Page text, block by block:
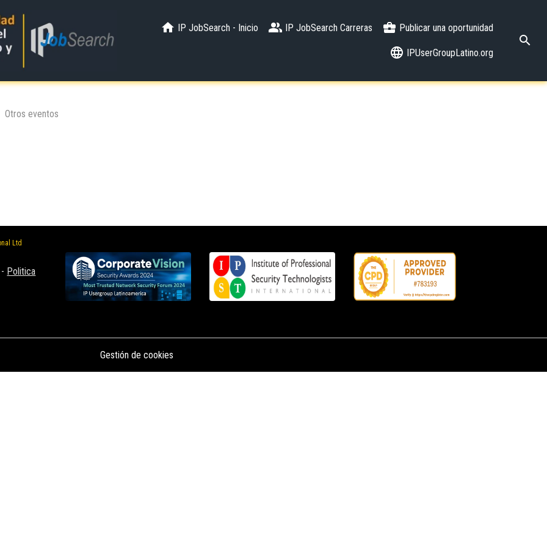
IP JobSearch - Inicio IP JobSearch Carreras Publicar una oportunidad
IPUserGroupLatino.org
Otros eventos
Ltd
- Politica
Gestión de cookies